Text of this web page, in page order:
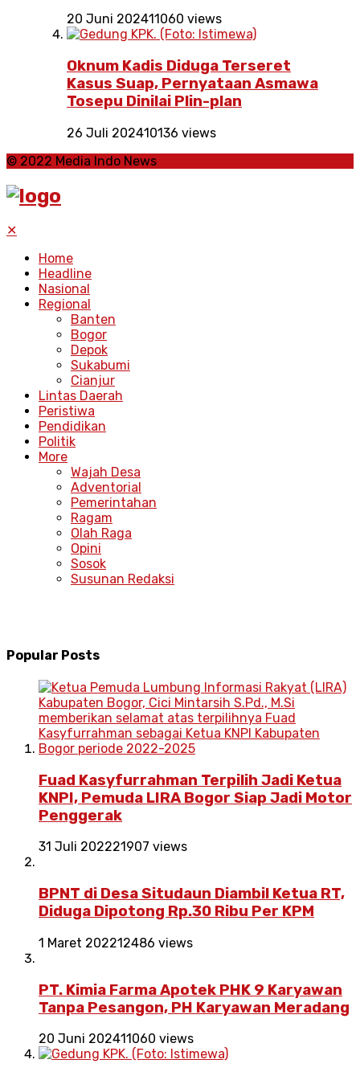
20 Juni 202411060 views
Oknum Kadis Diduga Terseret
Kasus Suap, Pernyataan Asmawa
Tosepu Dinilai Plin-plan
26 Juli 202410136 views
© 2022 Media Indo News
✕
Home
Headline
Nasional
Regional
Banten
Bogor
Depok
Sukabumi
Cianjur
Lintas Daerah
Peristiwa
Pendidikan
Politik
More
Wajah Desa
Adventorial
Pemerintahan
Ragam
Olah Raga
Opini
Sosok
Susunan Redaksi
Popular Posts
Fuad Kasyfurrahman Terpilih Jadi Ketua
KNPI, Pemuda LIRA Bogor Siap Jadi Motor
Penggerak
31 Juli 202221907 views
BPNT di Desa Situdaun Diambil Ketua RT,
Diduga Dipotong Rp.30 Ribu Per KPM
1 Maret 202212486 views
PT. Kimia Farma Apotek PHK 9 Karyawan
Tanpa Pesangon, PH Karyawan Meradang
20 Juni 202411060 views